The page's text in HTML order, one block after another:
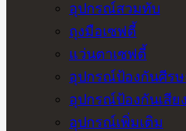
อุปกรณ์สวมทับ
ถุงมือเซฟตี้
แว่นตาเซฟตี้
อุปกรณ์ป้องกันศีรษ
อุปกรณ์ป้องกันเสียง
อุปกรณ์เพิ่มเติม